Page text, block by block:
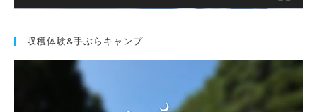
収穫体験&手ぶらキャンプ